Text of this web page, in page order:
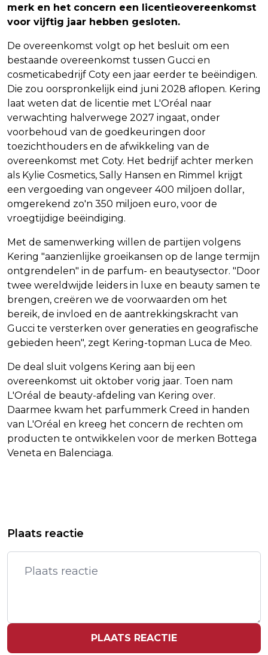
merk en het concern een licentieovereenkomst
voor vijftig jaar hebben gesloten.
De overeenkomst volgt op het besluit om een
bestaande overeenkomst tussen Gucci en
cosmeticabedrijf Coty een jaar eerder te beëindigen.
Die zou oorspronkelijk eind juni 2028 aflopen. Kering
laat weten dat de licentie met L'Oréal naar
verwachting halverwege 2027 ingaat, onder
voorbehoud van de goedkeuringen door
toezichthouders en de afwikkeling van de
overeenkomst met Coty. Het bedrijf achter merken
als Kylie Cosmetics, Sally Hansen en Rimmel krijgt
een vergoeding van ongeveer 400 miljoen dollar,
omgerekend zo'n 350 miljoen euro, voor de
vroegtijdige beëindiging.
Met de samenwerking willen de partijen volgens
Kering "aanzienlijke groeikansen op de lange termijn
ontgrendelen" in de parfum- en beautysector. "Door
twee wereldwijde leiders in luxe en beauty samen te
brengen, creëren we de voorwaarden om het
bereik, de invloed en de aantrekkingskracht van
Gucci te versterken over generaties en geografische
gebieden heen", zegt Kering-topman Luca de Meo.
De deal sluit volgens Kering aan bij een
overeenkomst uit oktober vorig jaar. Toen nam
L'Oréal de beauty-afdeling van Kering over.
Daarmee kwam het parfummerk Creed in handen
van L'Oréal en kreeg het concern de rechten om
producten te ontwikkelen voor de merken Bottega
Veneta en Balenciaga.
HATHAWAY DACHT ROL HARLEY
MILIEUORGANISATIES:
STRAFVERVOLGING TATA STEEL IS
EEN DOORBRAAK
Plaats reactie
PLAATS REACTIE